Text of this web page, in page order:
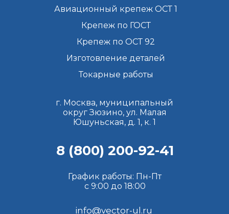
info@vector-ul.ru
График работы: Пн-Пт
с 9:00 до 18:00
г. Москва, муниципальный
округ Зюзино, ул. Малая
Юшуньская, д. 1, к. 1
Авиационный крепеж ОСТ 1
Крепеж по ГОСТ
Крепеж по ОСТ 92
Изготовление деталей
Токарные работы
8 (800) 200-92-41